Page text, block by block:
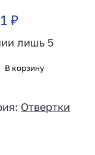
₽
лишь 5
В корзину
Отвертки